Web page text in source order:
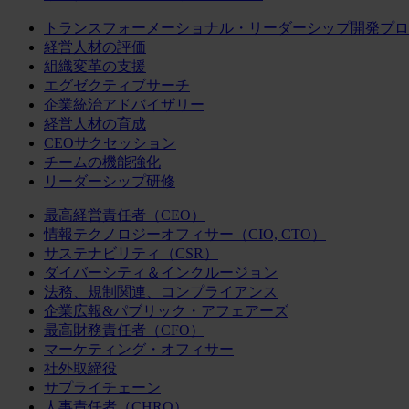
トランスフォーメーショナル・リーダーシップ開発プ
経営人材の評価
組織変革の支援
エグゼクティブサーチ
企業統治アドバイザリー
経営人材の育成
CEOサクセッション
チームの機能強化
リーダーシップ研修
最高経営責任者（CEO）
情報テクノロジーオフィサー（CIO, CTO）
サステナビリティ（CSR）
ダイバーシティ＆インクルージョン
法務、規制関連、コンプライアンス
企業広報&パブリック・アフェアーズ
最高財務責任者（CFO）
マーケティング・オフィサー
社外取締役
サプライチェーン